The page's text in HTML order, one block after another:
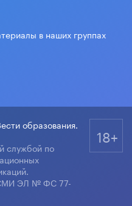
в наших группах
образования.
службой по
СМИ ЭЛ № ФС 77-
18+